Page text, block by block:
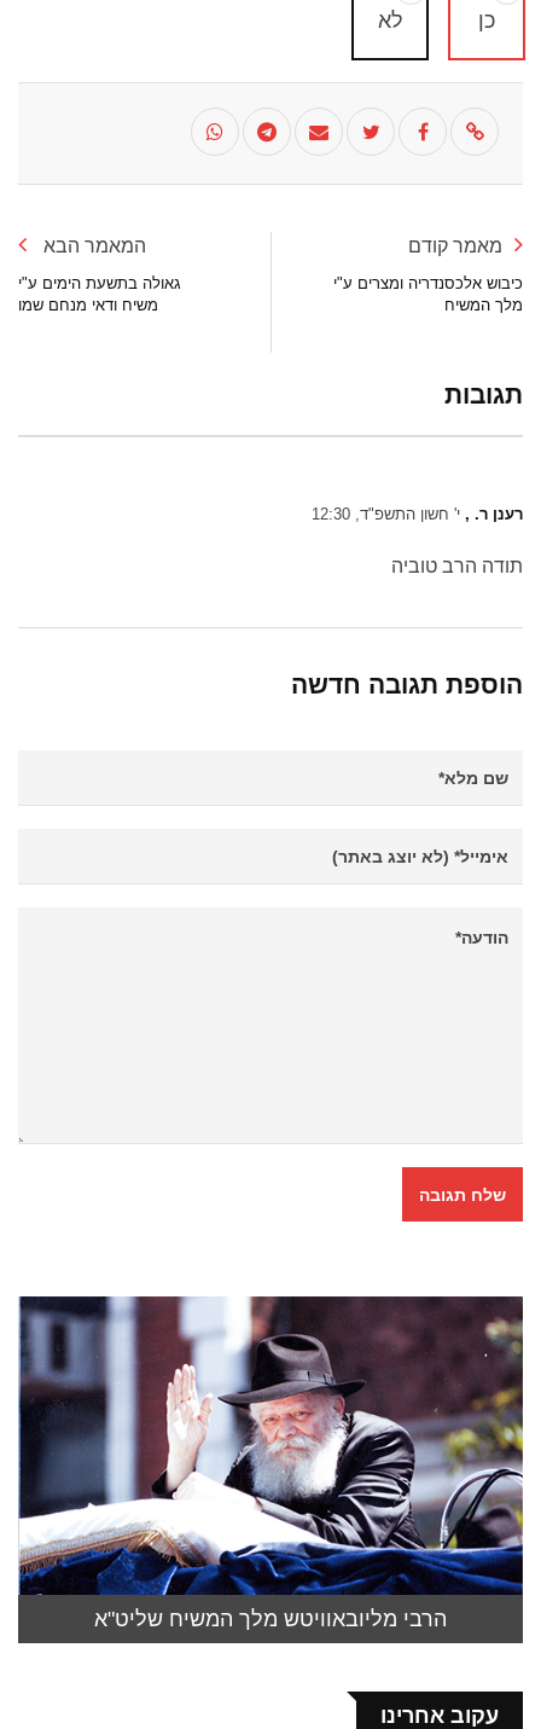
כן לא
מאמר קודם
כיבוש אלכסנדריה ומצרים ע"י
מלך המשיח
המאמר הבא
גאולה בתשעת הימים ע"י
משיח ודאי מנחם שמו
תגובות
רענן ר. , י' חשון התשפ"ד, 12:30
תודה הרב טוביה
הוספת תגובה חדשה
הרבי מליובאוויטש מלך המשיח שליט"א
עקוב אחרינו